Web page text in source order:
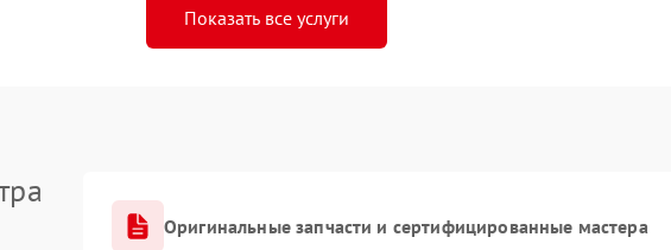
Показать все услуги
Оригинальные запчасти и сертифицированные мастера